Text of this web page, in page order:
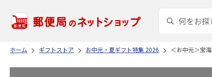
ホーム ギフトストア お中元・夏ギフト特集 2026 ＜お中元＞宝